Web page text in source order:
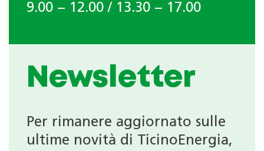
9.00 − 12.00 / 13.30 − 17.00
Newsletter
Per rimanere aggiornato sulle
ultime novità di TicinoEnergia,